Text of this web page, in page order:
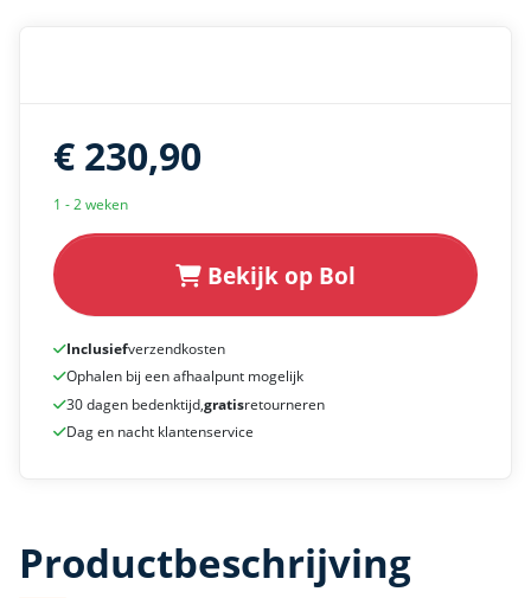
€ 230,90
1 - 2 weken
Bekijk op Bol
Inclusiefverzendkosten
Ophalen bij een afhaalpunt mogelijk
30 dagen bedenktijd,gratisretourneren
Dag en nacht klantenservice
Productbeschrijving